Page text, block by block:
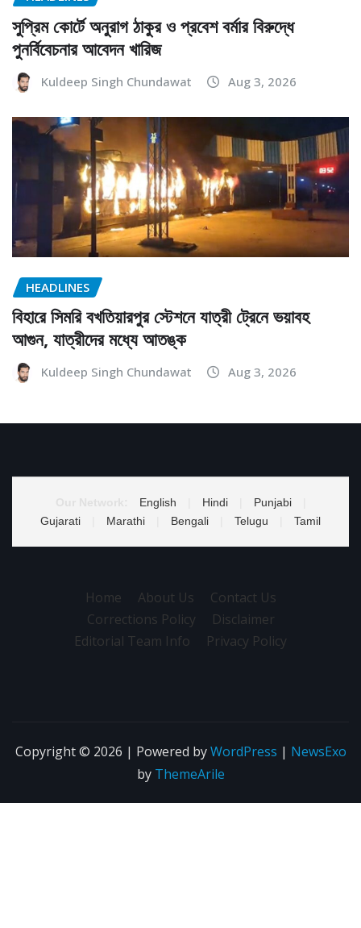
সুপ্রিম কোর্টে অনুরাগ ঠাকুর ও প্রবেশ বর্মার বিরুদ্ধে
পুনর্বিবেচনার আবেদন খারিজ
Kuldeep Singh Chundawat Aug 3, 2026
HEADLINES
বিহারে সিমরি বখতিয়ারপুর স্টেশনে যাত্রী ট্রেনে ভয়াবহ
আগুন, যাত্রীদের মধ্যে আতঙ্ক
Kuldeep Singh Chundawat Aug 3, 2026
English Hindi Punjabi
Gujarati
Marathi Bengali Telugu Tamil
Home About Us
Contact Us
Corrections Policy
Disclaimer
Editorial Team Info
Privacy Policy
Copyright © 2026 | Powered byWordPress | NewsExo
by ThemeArile